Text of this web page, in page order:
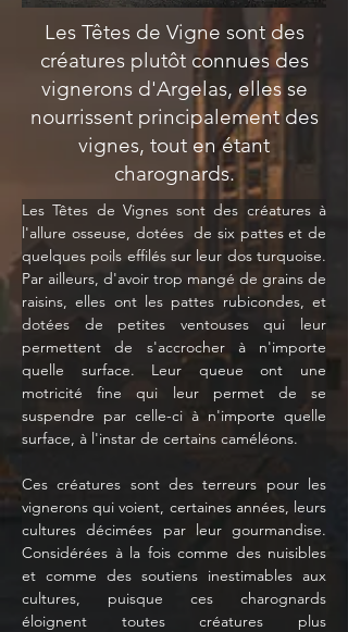
Les Têtes de Vigne sont des
créatures plutôt connues des
vignerons d'Argelas, elles se
nourrissent principalement des
vignes, tout en étant
charognards.
Les Têtes de Vignes sont des créatures à
l'allure osseuse, dotées  de six pattes et de
quelques poils effilés sur leur dos turquoise.
Par ailleurs, d'avoir trop mangé de grains de
raisins, elles ont les pattes rubicondes, et
dotées de petites ventouses qui leur
permettent de s'accrocher à n'importe
quelle surface. Leur queue ont une
motricité fine qui leur permet de se
suspendre par celle-ci à n'importe quelle
surface, à l'instar de certains caméléons.
Ces créatures sont des terreurs pour les
vignerons qui voient, certaines années, leurs
cultures décimées par leur gourmandise.
Considérées à la fois comme des nuisibles
et comme des soutiens inestimables aux
cultures, puisque ces charognards
éloignent toutes créatures plus